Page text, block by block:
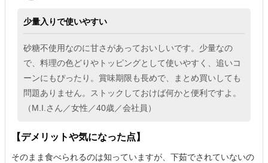
少量入りで使いやすい
砂糖不使用なのに甘さがあっておいしいです。少量なの
で、料理の色どりやトッピングとして使いやすく、追いコ
ーンにもぴったり。賞味期限も長めで、まとめ買いしても
問題ありません。ストックしておけば何かと便利ですよ。
（M.I.さん／女性／40歳／会社員）
【デメリットや気になった点】
そのまま食べられるのは知っていますが、下茹でされていないの